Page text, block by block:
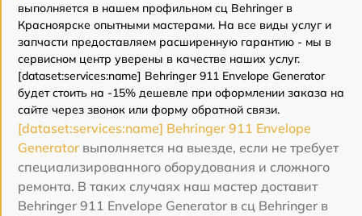
выполняется в нашем профильном сц Behringer в
Красноярске опытными мастерами. На все виды услуг и
запчасти предоставляем расширенную гарантию - мы в
сервисном центр уверены в качестве наших услуг.
[dataset:services:name] Behringer 911 Envelope Generator
будет стоить на -15% дешевле при оформлении заказа на
сайте через звонок или форму обратной связи.
[dataset:services:name] Behringer 911 Envelope
Generator выполняется на выезде, если не требует
специализированного оборудования и сложного
ремонта. В таких случаях наш мастер доставит
Behringer 911 Envelope Generator в сц Behringer в